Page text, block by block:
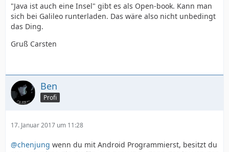
"Java ist auch eine Insel" gibt es als Open-book. Kann man
sich bei Galileo runterladen. Das wäre also nicht unbedingt
das Ding.
Gruß Carsten
Ben
Profi
17. Januar 2017 um 11:28
@chenjung wenn du mit Android Programmierst, besitzt du